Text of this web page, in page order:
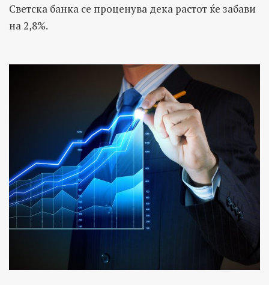
Светска банка се проценува дека растот ќе забави
на 2,8%.